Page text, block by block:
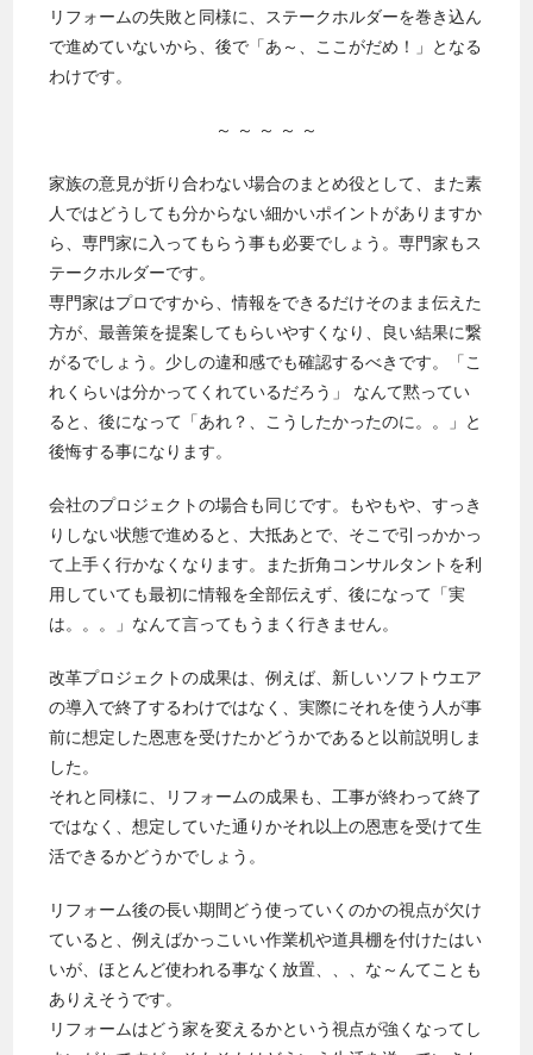
リフォームの失敗と同様に、ステークホルダーを巻き込ん
で進めていないから、後で「あ～、ここがだめ！」となる
わけです。
～ ～ ～ ～ ～
家族の意見が折り合わない場合のまとめ役として、また素
人ではどうしても分からない細かいポイントがありますか
ら、専門家に入ってもらう事も必要でしょう。専門家もス
テークホルダーです。
専門家はプロですから、情報をできるだけそのまま伝えた
方が、最善策を提案してもらいやすくなり、良い結果に繋
がるでしょう。少しの違和感でも確認するべきです。「こ
れくらいは分かってくれているだろう」 なんて黙ってい
ると、後になって「あれ？、こうしたかったのに。。」と
後悔する事になります。
会社のプロジェクトの場合も同じです。もやもや、すっき
りしない状態で進めると、大抵あとで、そこで引っかかっ
て上手く行かなくなります。また折角コンサルタントを利
用していても最初に情報を全部伝えず、後になって「実
は。。。」なんて言ってもうまく行きません。
改革プロジェクトの成果は、例えば、新しいソフトウエア
の導入で終了するわけではなく、実際にそれを使う人が事
前に想定した恩恵を受けたかどうかであると以前説明しま
した。
それと同様に、リフォームの成果も、工事が終わって終了
ではなく、想定していた通りかそれ以上の恩恵を受けて生
活できるかどうかでしょう。
リフォーム後の長い期間どう使っていくのかの視点が欠け
ていると、例えばかっこいい作業机や道具棚を付けたはい
いが、ほとんど使われる事なく放置、、、な～んてことも
ありえそうです。
リフォームはどう家を変えるかという視点が強くなってし